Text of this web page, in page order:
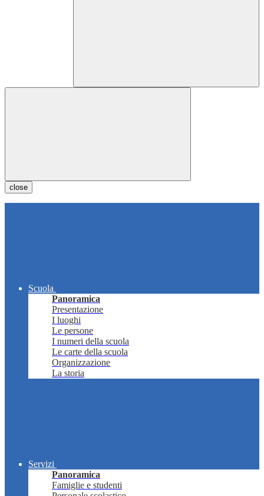
close
Scuola
Panoramica
Presentazione
I luoghi
Le persone
I numeri della scuola
Le carte della scuola
Organizzazione
La storia
Servizi
Panoramica
Famiglie e studenti